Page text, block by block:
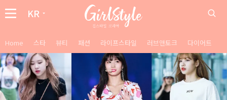
KR
Home 스타 뷰티 패션 라이프스타일 러브앤토크 다이어트